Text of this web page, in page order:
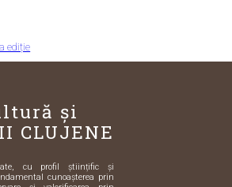
ediție
și
CLUJENE
cu profil științific și
cunoașterea prin